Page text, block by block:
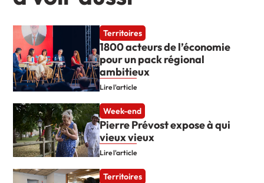
Territoires
1800 acteurs de l’économie
pour un pack régional
ambitieux
Lire l'article
Week-end
Pierre Prévost expose à qui
vieux vieux
Lire l'article
Territoires